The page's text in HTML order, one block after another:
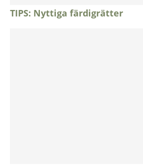
TIPS: Nyttiga färdigrätter